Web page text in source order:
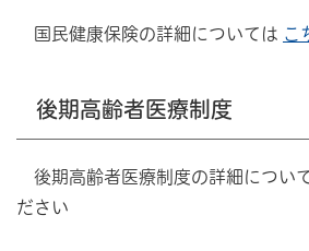
国民健康保険の詳細については こ
後期高齢者医療制度
後期高齢者医療制度の詳細につい
ださい